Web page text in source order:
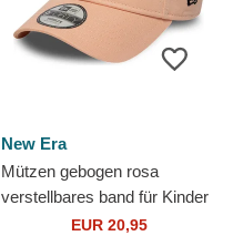
New Era
Mützen gebogen rosa
verstellbares band für Kinder
9FORTY Face der Patricio
EUR 20,95